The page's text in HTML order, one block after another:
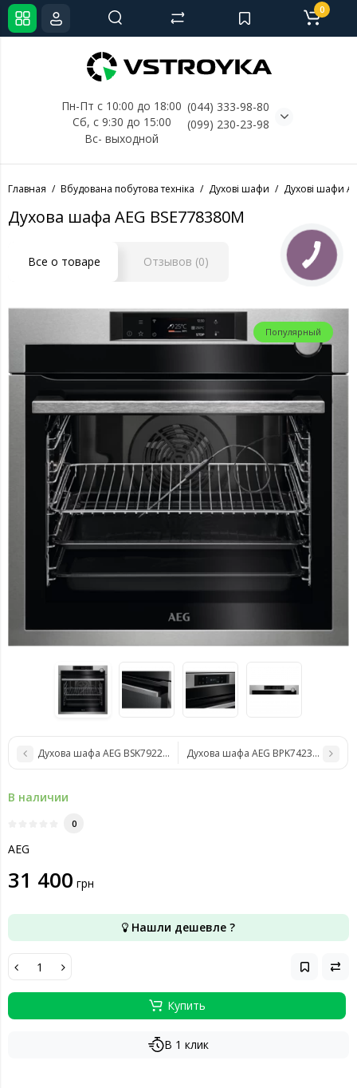
Пн-Пт с 10:00 до 18:00
Сб, с 9:30 до 15:00
Вс- выходной
(044) 333-98-80
(099) 230-23-98
0
Главная Вбудована побутова техніка Духові шафи Духові шафи
Духова шафа AEG BSE778380M
Все о товаре Отзывов (0)
Популярный
Духова шафа AEG BSK792280M Духова шафа AEG BPK742380M
В наличии
0
AEG
31 400 грн
Нашли дешевле ?
Купить
В 1 клик